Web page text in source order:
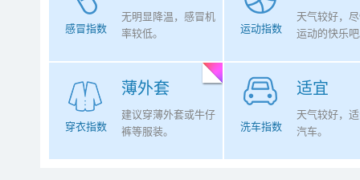
感冒指数
无明显降温，感冒机
率较低。
运动指数
天气较好，
运动的快乐
薄外套
穿衣指数
建议穿薄外套或牛仔
裤等服装。
适宜
洗车指数
天气较好，
汽车。